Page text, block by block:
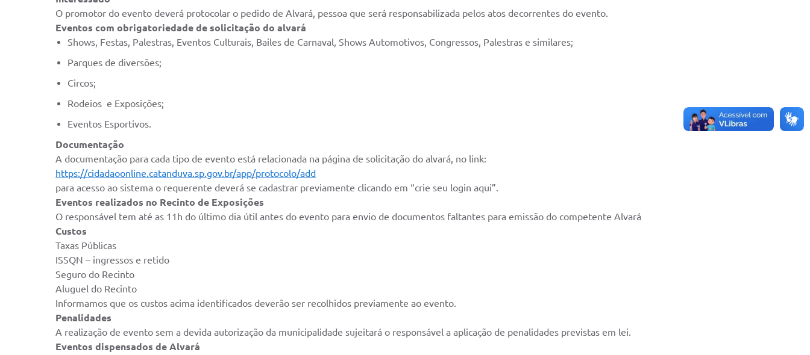
O promotor do evento deverá protocolar o pedido de Alvará, pessoa que será responsabilizada pelos atos decorrentes do evento.
Eventos com obrigatoriedade de solicitação do alvará
Shows, Festas, Palestras, Eventos Culturais, Bailes de Carnaval, Shows Automotivos, Congressos, Palestras e similares;
Parques de diversões;
Circos;
Rodeios e Exposições;
Eventos Esportivos.
Documentação
A documentação para cada tipo de evento está relacionada na página de solicitação do alvará, no link:
https://cidadaoonline.catanduva.sp.gov.br/app/protocolo/add
para acesso ao sistema o requerente deverá se cadastrar previamente clicando em “crie seu login aqui”.
Eventos realizados no Recinto de Exposições
O responsável tem até as 11h do último dia útil antes do evento para envio de documentos faltantes para emissão do competente Alvará
Custos
Taxas Públicas
ISSQN – ingressos e retido
Seguro do Recinto
Aluguel do Recinto
Informamos que os custos acima identificados deverão ser recolhidos previamente ao evento.
Penalidades
A realização de evento sem a devida autorização da municipalidade sujeitará o responsável a aplicação de penalidades previstas em lei.
Eventos dispensados de Alvará